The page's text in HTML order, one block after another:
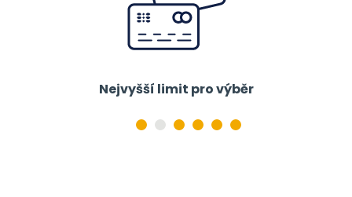
Nejvyšší limit pro výběr